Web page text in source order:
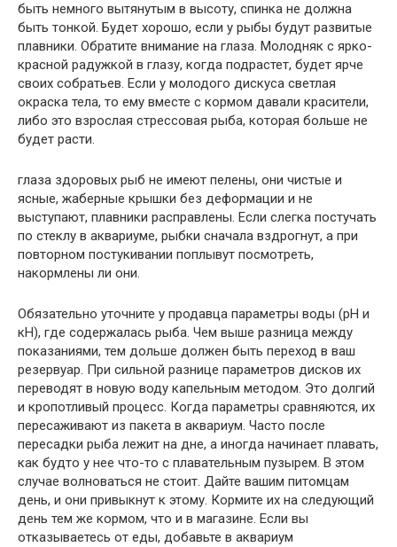
быть немного вытянутым в высоту, спинка не должна
быть тонкой. Будет хорошо, если у рыбы будут развитые
плавники. Обратите внимание на глаза. Молодняк с ярко-
красной радужкой в ​​глазу, когда подрастет, будет ярче
своих собратьев. Если у молодого дискуса светлая
окраска тела, то ему вместе с кормом давали красители,
либо это взрослая стрессовая рыба, которая больше не
будет расти.
глаза здоровых рыб не имеют пелены, они чистые и
ясные, жаберные крышки без деформации и не
выступают, плавники расправлены. Если слегка постучать
по стеклу в аквариуме, рыбки сначала вздрогнут, а при
повторном постукивании поплывут посмотреть,
накормлены ли они.
Обязательно уточните у продавца параметры воды (рН и
кН), где содержалась рыба. Чем выше разница между
показаниями, тем дольше должен быть переход в ваш
резервуар. При сильной разнице параметров дисков их
переводят в новую воду капельным методом. Это долгий
и кропотливый процесс. Когда параметры сравняются, их
пересаживают из пакета в аквариум. Часто после
пересадки рыба лежит на дне, а иногда начинает плавать,
как будто у нее что-то с плавательным пузырем. В этом
случае волноваться не стоит. Дайте вашим питомцам
день, и они привыкнут к этому. Кормите их на следующий
день тем же кормом, что и в магазине. Если вы
отказываетесь от еды, добавьте в аквариум